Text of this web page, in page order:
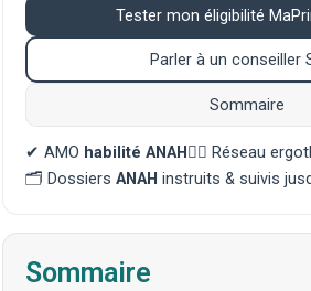
Tester mon éligibilité
Parler à un conseiller
Sommaire
✔ AMO habilité ANAH🧑‍⚕️ Réseau
🗂️ DossiersANAH instruits & suivis
Sommaire